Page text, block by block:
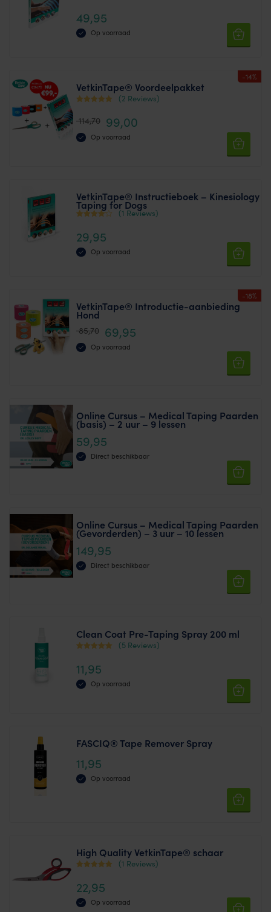
page
4.79
uit 5
49,95
Op voorraad
-14%
VetkinTape® Voordeelpakket
5.00
(2 Reviews)
114,70 99,00
Op voorraad
VetkinTape® Instructieboek – Kinesiology
Taping for Dogs
g
3.50
uit 5
(1 Reviews)
29,95
Op voorraad
-18%
VetkinTape® Introductie-aanbieding
Hond
85,70 69,95
Op voorraad
Online Cursus – Medical Taping Paarden
(basis) – 2 uur – 9 lessen
59,95
Direct beschikbaar
Online Cursus – Medical Taping Paarden
(Gevorderden) – 3 uur – 10 lessen
149,95
Direct beschikbaar
Clean Coat Pre-Taping Spray 200 ml
4.60
uit 5
(5 Reviews)
11,95
Op voorraad
FASCIQ® Tape Remover Spray
11,95
Op voorraad
High Quality VetkinTape® schaar
5.00
uit 5
(1 Reviews)
22,95
Op voorraad